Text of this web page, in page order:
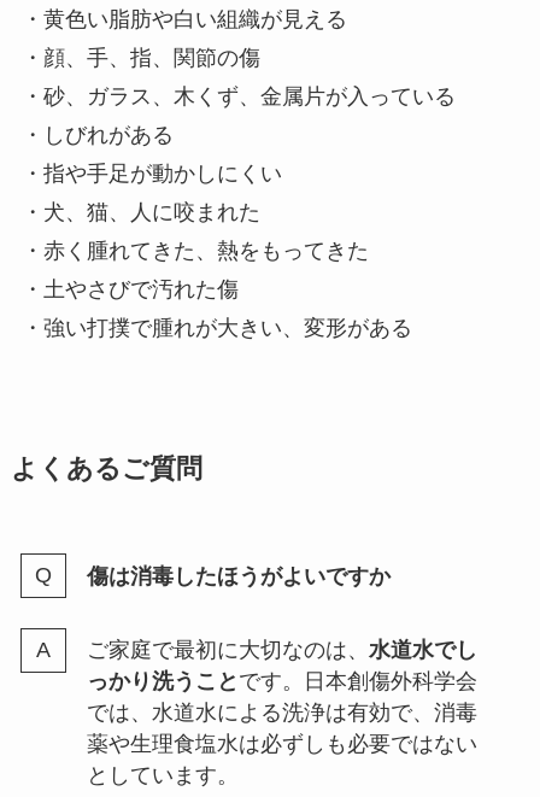
・黄色い脂肪や白い組織が見える
・顔、手、指、関節の傷
・砂、ガラス、木くず、金属片が入っている
・しびれがある
・指や手足が動かしにくい
・犬、猫、人に咬まれた
・赤く腫れてきた、熱をもってきた
・土やさびで汚れた傷
・強い打撲で腫れが大きい、変形がある
よくあるご質問
傷は消毒したほうがよいですか
ご家庭で最初に大切なのは、 水道水でし
っかり洗うこと です。日本創傷外科学会
では、水道水による洗浄は有効で、消毒
薬や生理食塩水は必ずしも必要ではない
としています。